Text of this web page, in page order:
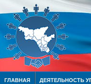
ГЛАВНАЯ ДЕЯТЕЛЬНОСТЬ